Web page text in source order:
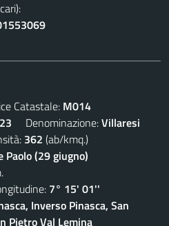
Catastale: M014
Denominazione:Villaresi
362 (ab/kmq.)
Paolo (29 giugno)
7° 15' 01''
Inverso Pinasca, San
Pietro Val Lemina